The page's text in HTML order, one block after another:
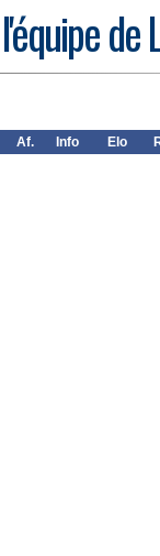
de
Af. Info Elo